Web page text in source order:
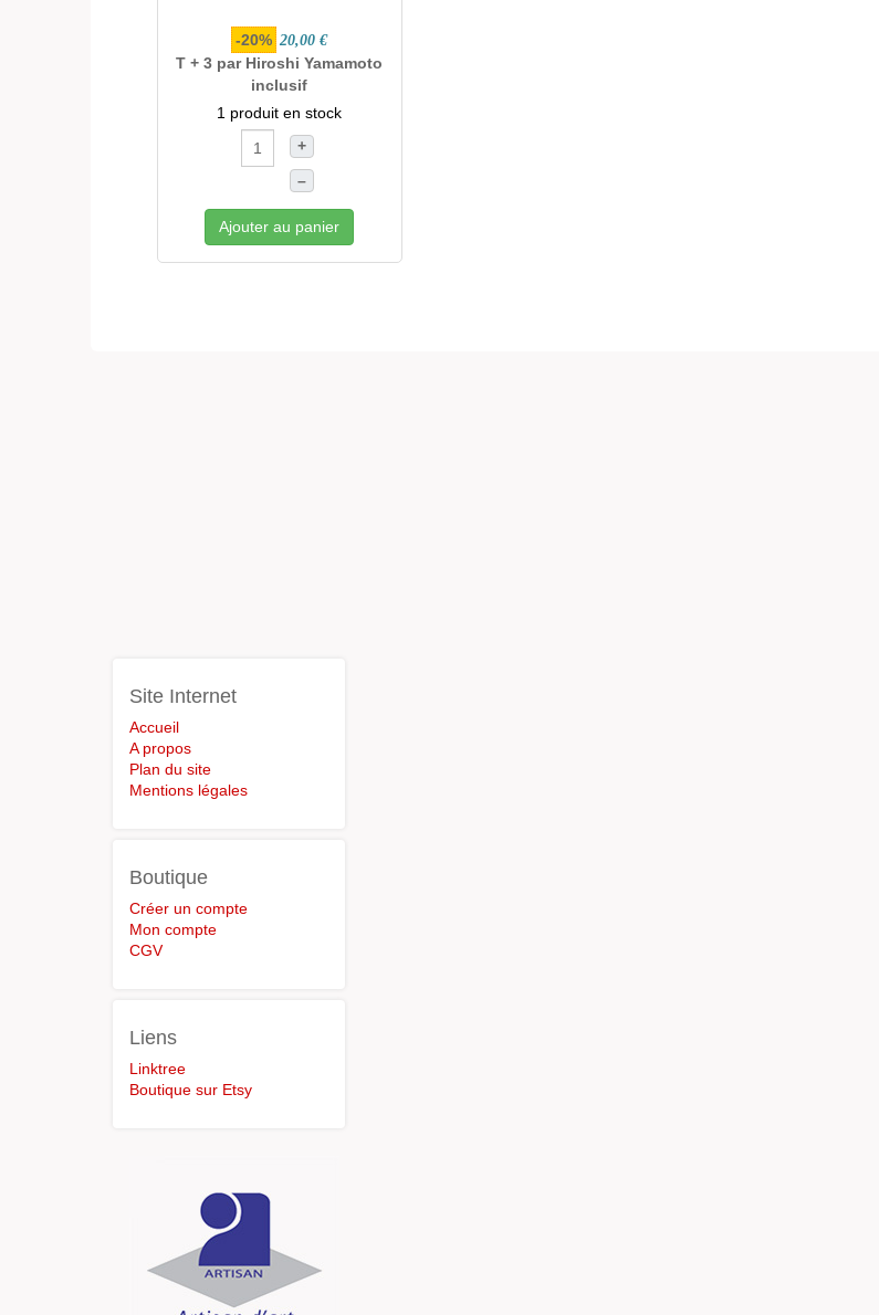
-20% 20,00 €
T + 3 par Hiroshi Yamamoto
inclusif
1 produit en stock
+
–
Ajouter au panier
Site Internet
Accueil
A propos
Plan du site
Mentions légales
Boutique
Créer un compte
Mon compte
CGV
Liens
Linktree
Boutique sur Etsy